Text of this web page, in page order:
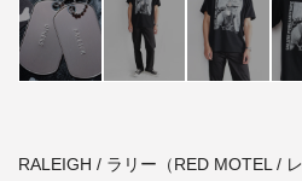
RALEIGH / ラリー（RED MOTEL /